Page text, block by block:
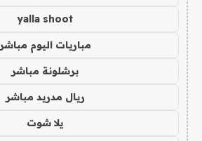
yalla shoot
مباريات اليوم مباشر
برشلونة مباشر
ريال مدريد مباشر
يلا شوت